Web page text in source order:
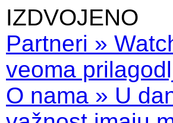
IZDVOJENO
Partneri »
veoma
O nama » U